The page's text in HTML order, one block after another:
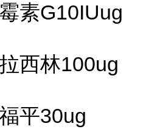
素G10IUug
西林100ug
平30ug